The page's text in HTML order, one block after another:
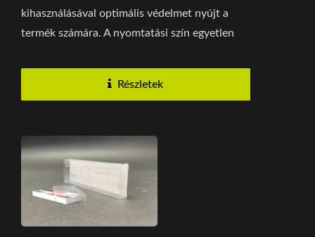
kihasználásával optimális védelmet nyújt a
termék számára. A nyomtatási szín egyetlen
Részletek